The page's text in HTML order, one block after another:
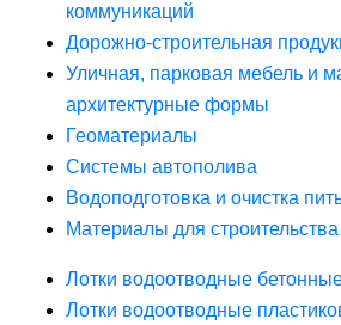
коммуникаций
Дорожно-строительная
Уличная, парковая мебель и
архитектурные формы
Геоматериалы
Системы автополива
Водоподготовка и очистка
Материалы для
Лотки водоотводные
Лотки водоотводные